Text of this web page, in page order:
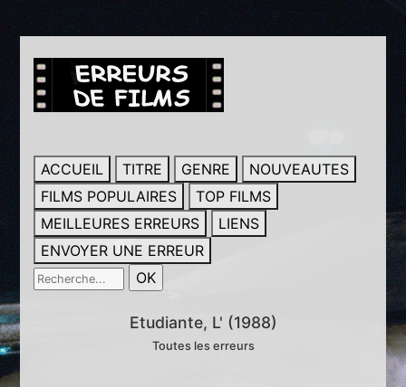
ACCUEIL TITRE GENRE
NOUVEAUTES
FILMS POPULAIRES
TOP FILMS
MEILLEURES ERREURS
LIENS
ENVOYER UNE ERREUR
Etudiante, L' (1988)
Toutes les erreurs